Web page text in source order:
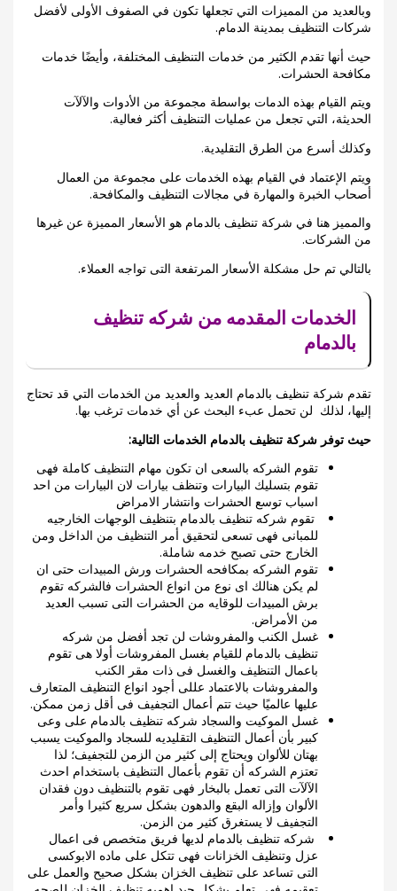
وبالعديد من المميزات التي تجعلها تكون في الصفوف الأولى لأفضل
شركات التنظيف بمدينة الدمام.
حيث أنها تقدم الكثير من خدمات التنظيف المختلفة، وأيضًا خدمات
مكافحة الحشرات.
ويتم القيام بهذه الدمات بواسطة مجموعة من الأدوات والآلآت
الحديثة، التي تجعل من عمليات التنظيف أكثر فعالية.
وكذلك أسرع من الطرق التقليدية.
ويتم الإعتماد في القيام بهذه الخدمات على مجموعة من العمال
أصحاب الخبرة والمهارة في مجالات التنظيف والمكافحة.
والمميز هنا في شركة تنظيف بالدمام هو الأسعار المميزة عن غيرها
من الشركات.
بالتالي تم حل مشكلة الأسعار المرتفعة التى تواجه العملاء.
الخدمات المقدمه من شركه تنظيف
بالدمام
تقدم شركة تنظيف بالدمام العديد والعديد من الخدمات التي قد تحتاج
إليها، لذلك لن تحمل عبء البحث عن أي خدمات ترغب بها.
حيث توفر شركة تنظيف بالدمام الخدمات التالية:
تقوم الشركه بالسعى ان تكون مهام التنظيف كاملة فهى
تقوم بتسليك البيارات وتنظف بيارات لان البيارات من احد
اسباب توسع الحشرات وانتشار الامراض
تقوم شركه تنظيف بالدمام بتنظيف الوجهات الخارجيه
للمبانى فهى تسعى لتحقيق أمر التنظيف من الداخل ومن
الخارج حتى تصبح خدمه شاملة.
تقوم الشركه بمكافحه الحشرات ورش المبيدات حتى ان
لم يكن هنالك اى نوع من انواع الحشرات فالشركه تقوم
برش المبيدات للوقايه من الحشرات التى تسبب العديد
من الأمراض.
غسل الكنب والمفروشات لن تجد أفضل من شركه
تنظيف بالدمام للقيام بغسل المفروشات أولا هى تقوم
باعمال التنظيف والغسل فى ذات مقر الكنب
والمفروشات بالاعتماد عللى أجود انواع التنظيف المتعارف
عليها عالميًا حيث تتم أعمال التجفيف فى أقل زمن ممكن.
غسل الموكيت والسجاد شركه تنظيف بالدمام على وعى
كبير بأن أعمال التنظيف التقليديه للسجاد والموكيت يسبب
بهتان للألوان ويحتاج إلى كثير من الزمن للتجفيف؛ لذا
تعتزم الشركه أن تقوم بأعمال التنظيف باستخدام احدث
الآلآت التى تعمل بالبخار فهى تقوم بالتنظيف دون فقدان
الألوان وإزاله البقع والدهون بشكل سريع كثيرا وأمر
التجفيف لا يستغرق كثير من الزمن.
شركه تنظيف بالدمام لديها فريق متخصص فى اعمال
عزل وتنظيف الخزانات فهى تتكل على ماده الابوكسى
التى تساعد على تنظيف الخزان بشكل صحيح والعمل على